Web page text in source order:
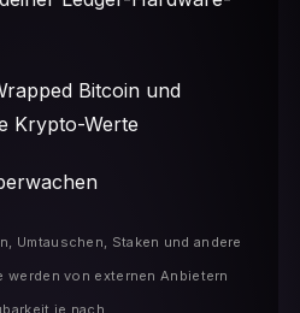
Bitcoin und
Krypto-Werte
Umtauschen, Staken und andere
werden von externen Anbietern